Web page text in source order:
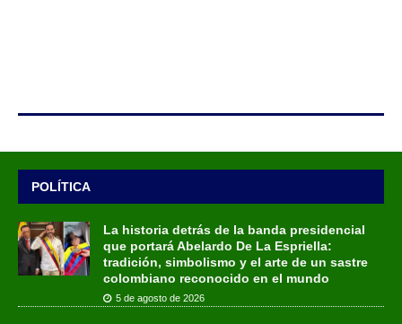
POLÍTICA
La historia detrás de la banda presidencial
que portará Abelardo De La Espriella:
tradición, simbolismo y el arte de un sastre
colombiano reconocido en el mundo
5 de agosto de 2026